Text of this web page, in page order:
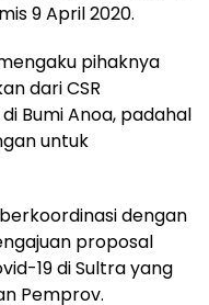
9 April 2020.
pihaknya
dari CSR
Bumi Anoa, padahal
untuk
dengan
proposal
19 di Sultra yang
Pemprov.